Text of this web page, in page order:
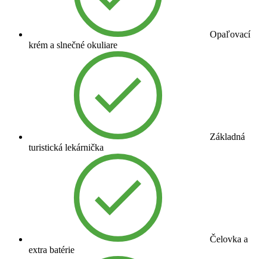
Opaľovací
krém a slnečné okuliare
Základná
turistická lekárnička
Čelovka a
extra batérie